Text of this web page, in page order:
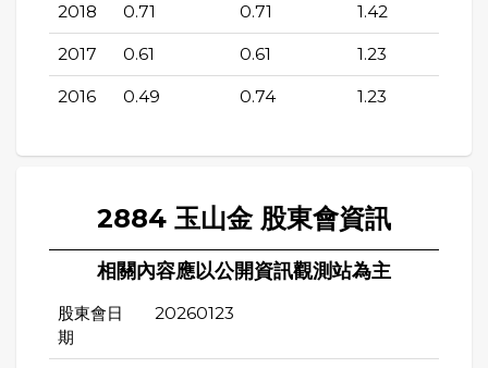
2018 0.71 0.71 1.42
2017 0.61 0.61 1.23
2016 0.49 0.74 1.23
2884 玉山金 股東會資訊
相關內容應以公開資訊觀測站為主
股東會日
期
20260123